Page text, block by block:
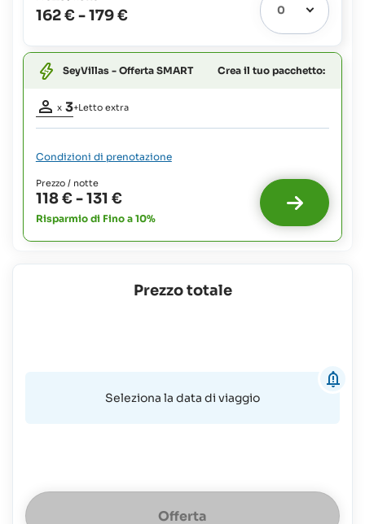
a
2
gratuito
Letto
extra
1
Neonati
e
fino
a
2
gratuito
162 €-179 €
SeyVillas - Offerta SMART Crea il tuo pacchetto:
Letto
possibile
Neonati
fino
x 3+Letto extra
Condizioni di prenotazione
Prezzo / notte
118 €-131 €
Risparmio di Fino a 10%
Prezzo totale
Seleziona la data di viaggio
Offerta